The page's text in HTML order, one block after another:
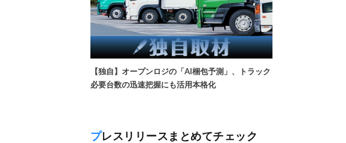
【独自】オープンロジの「AI梱包予測」、トラック
必要台数の迅速把握にも活用本格化
プレスリリースまとめてチェック